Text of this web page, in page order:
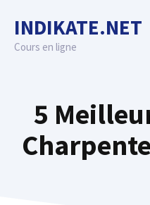
content
INDIKATE.NET
Cours en ligne
5